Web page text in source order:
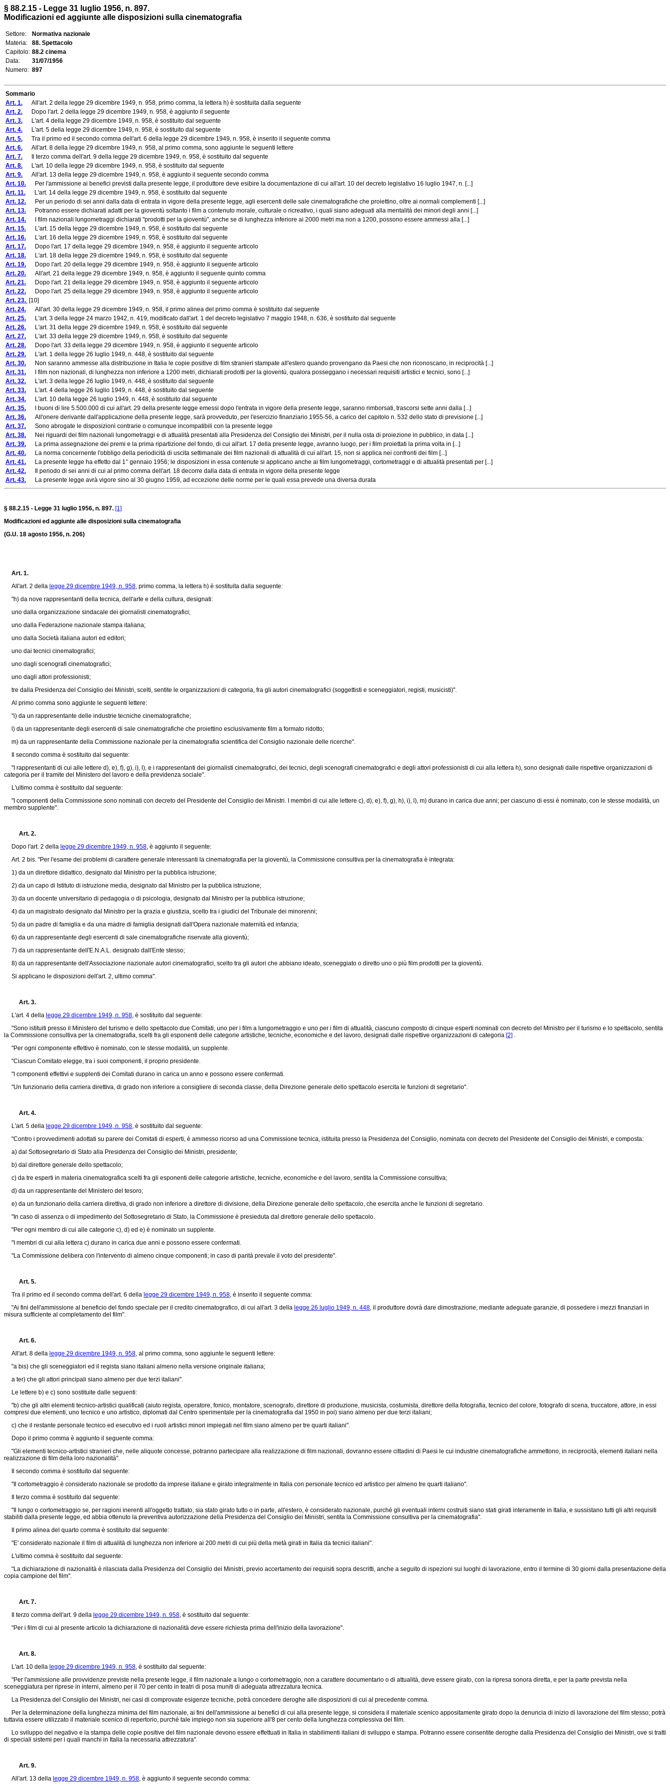
§ 88.2.15 - Legge 31 luglio 1956, n. 897.
Modificazioni ed aggiunte alle disposizioni sulla cinematografia
Settore:
Normativa nazionale
Materia:
88. Spettacolo
Capitolo: 88.2 cinema
Data:
31/07/1956
Numero: 897
Sommario
Art. 1. All'art. 2 della legge 29 dicembre 1949, n. 958, primo comma, la lettera h) è sostituita dalla seguente
Art. 2. Dopo l'art. 2 della legge 29 dicembre 1949, n. 958, è aggiunto il seguente
Art. 3. L'art. 4 della legge 29 dicembre 1949, n. 958, è sostituito dal seguente
Art. 4. L'art. 5 della legge 29 dicembre 1949, n. 958, è sostituito dal seguente
Art. 5. Tra il primo ed il secondo comma dell'art. 6 della legge 29 dicembre 1949, n. 958, è inserito il seguente comma
Art. 6. All'art. 8 della legge 29 dicembre 1949, n. 958, al primo comma, sono aggiunte le seguenti lettere
Art. 7. Il terzo comma dell'art. 9 della legge 29 dicembre 1949, n. 958, è sostituito dal seguente
Art. 8. L'art. 10 della legge 29 dicembre 1949, n. 958, è sostituito dal seguente
Art. 9. All'art. 13 della legge 29 dicembre 1949, n. 958, è aggiunto il seguente secondo comma
Art. 10. Per l'ammissione ai benefici previsti dalla presente legge, il produttore deve esibire la documentazione di cui all'art. 10 del decreto legislativo 16 luglio 1947, n. [...]
Art. 11. L'art. 14 della legge 29 dicembre 1949, n. 958, è sostituito dal seguente
Art. 12. Per un periodo di sei anni dalla data di entrata in vigore della presente legge, agli esercenti delle sale cinematografiche che proiettino, oltre ai normali complementi [...]
Art. 13. Potranno essere dichiarati adatti per la gioventù soltanto i film a contenuto morale, culturale o ricreativo, i quali siano adeguati alla mentalità dei minori degli anni [...]
Art. 14. I film nazionali lungometraggi dichiarati "prodotti per la gioventù", anche se di lunghezza inferiore ai 2000 metri ma non a 1200, possono essere ammessi alla [...]
Art. 15. L'art. 15 della legge 29 dicembre 1949, n. 958, è sostituito dal seguente
Art. 16. L'art. 16 della legge 29 dicembre 1949, n. 958, è sostituito dal seguente
Art. 17. Dopo l'art. 17 della legge 29 dicembre 1949, n. 958, è aggiunto il seguente articolo
Art. 18. L'art. 18 della legge 29 dicembre 1949, n. 958, è sostituito dal seguente
Art. 19. Dopo l'art. 20 della legge 29 dicembre 1949, n. 958, è aggiunto il seguente articolo
Art. 20. All'art. 21 della legge 29 dicembre 1949, n. 958, è aggiunto il seguente quinto comma
Art. 21. Dopo l'art. 21 della legge 29 dicembre 1949, n. 958, è aggiunto il seguente articolo
Art. 22. Dopo l'art. 25 della legge 29 dicembre 1949, n. 958, è aggiunto il seguente articolo
Art. 23. [10]
Art. 24. All'art. 30 della legge 29 dicembre 1949, n. 958, il primo alinea del primo comma è sostituito dal seguente
Art. 25. L'art. 3 della legge 24 marzo 1942, n. 419, modificato dall'art. 1 del decreto legislativo 7 maggio 1948, n. 636, è sostituito dal seguente
Art. 26. L'art. 31 della legge 29 dicembre 1949, n. 958, è sostituito dal seguente
Art. 27. L'art. 33 della legge 29 dicembre 1949, n. 958, è sostituito dal seguente
Art. 28. Dopo l'art. 33 della legge 29 dicembre 1949, n. 958, è aggiunto il seguente articolo
Art. 29. L'art. 1 della legge 26 luglio 1949, n. 448, è sostituito dal seguente
Art. 30. Non saranno ammesse alla distribuzione in Italia le copie positive di film stranieri stampate all'estero quando provengano da Paesi che non riconoscano, in reciprocità [...]
Art. 31. I film non nazionali, di lunghezza non inferiore a 1200 metri, dichiarati prodotti per la gioventù, qualora posseggano i necessari requisiti artistici e tecnici, sono [...]
Art. 32. L'art. 3 della legge 26 luglio 1949, n. 448, è sostituito dal seguente
Art. 33. L'art. 4 della legge 26 luglio 1949, n. 448, è sostituito dal seguente
Art. 34. L'art. 10 della legge 26 luglio 1949, n. 448, è sostituito dal seguente
Art. 35. I buoni di lire 5.500.000 di cui all'art. 29 della presente legge emessi dopo l'entrata in vigore della presente legge, saranno rimborsati, trascorsi sette anni dalla [...]
Art. 36. All'onere derivante dall'applicazione della presente legge, sarà provveduto, per l'esercizio finanziario 1955-56, a carico del capitolo n. 532 dello stato di previsione [...]
Art. 37. Sono abrogate le disposizioni contrarie o comunque incompatibili con la presente legge
Art. 38. Nei riguardi dei film nazionali lungometraggi e di attualità presentati alla Presidenza del Consiglio dei Ministri, per il nulla osta di proiezione in pubblico, in data [...]
Art. 39. La prima assegnazione dei premi e la prima ripartizione del fondo, di cui all'art. 17 della presente legge, avranno luogo, per i film proiettati la prima volta in [...]
Art. 40. La norma concernente l'obbligo della periodicità di uscita settimanale dei film nazionali di attualità di cui all'art. 15, non si applica nei confronti dei film [...]
Art. 41. La presente legge ha effetto dal 1° gennaio 1956; le disposizioni in essa contenute si applicano anche ai film lungometraggi, cortometraggi e di attualità presentati per [...]
Art. 42. Il periodo di sei anni di cui al primo comma dell'art. 18 decorre dalla data di entrata in vigore della presente legge
Art. 43. La presente legge avrà vigore sino al 30 giugno 1959, ad eccezione delle norme per le quali essa prevede una diversa durata
§ 88.2.15 - Legge 31 luglio 1956, n. 897. [1]
Modificazioni ed aggiunte alle disposizioni sulla cinematografia
(G.U. 18 agosto 1956, n. 206)
Art. 1.
All'art. 2 della legge 29 dicembre 1949, n. 958, primo comma, la lettera h) è sostituita dalla seguente:
"h) da nove rappresentanti della tecnica, dell'arte e della cultura, designati:
uno dalla organizzazione sindacale dei giornalisti cinematografici;
uno dalla Federazione nazionale stampa italiana;
uno dalla Società italiana autori ed editori;
uno dai tecnici cinematografici;
uno dagli scenografi cinematografici;
uno dagli attori professionisti;
tre dalla Presidenza del Consiglio dei Ministri, scelti, sentite le organizzazioni di categoria, fra gli autori cinematografici (soggettisti e sceneggiatori, registi, musicisti)".
Al primo comma sono aggiunte le seguenti lettere:
"i) da un rappresentante delle industrie tecniche cinematografiche;
l) da un rappresentante degli esercenti di sale cinematografiche che proiettino esclusivamente film a formato ridotto;
m) da un rappresentante della Commissione nazionale per la cinematografia scientifica del Consiglio nazionale delle ricerche".
Il secondo comma è sostituito dal seguente:
"I rappresentanti di cui alle lettere d), e), f), g), i), l), e i rappresentanti dei giornalisti cinematografici, dei tecnici, degli scenografi cinematografici e degli attori professionisti di cui alla lettera h), sono designati dalle rispettive organizzazioni di
categoria per il tramite del Ministero del lavoro e della previdenza sociale".
L'ultimo comma è sostituito dal seguente:
"I componenti della Commissione sono nominati con decreto del Presidente del Consiglio dei Ministri. I membri di cui alle lettere c), d), e), f), g), h), i), l), m) durano in carica due anni; per ciascuno di essi è nominato, con le stesse modalità, un
membro supplente".
Art. 2.
Dopo l'art. 2 della legge 29 dicembre 1949, n. 958, è aggiunto il seguente:
Art. 2 bis. "Per l'esame dei problemi di carattere generale interessanti la cinematografia per la gioventù, la Commissione consultiva per la cinematografia è integrata:
1) da un direttore didattico, designato dal Ministro per la pubblica istruzione;
2) da un capo di Istituto di istruzione media, designato dal Ministro per la pubblica istruzione;
3) da un docente universitario di pedagogia o di psicologia, designato dal Ministro per la pubblica istruzione;
4) da un magistrato designato dal Ministro per la grazia e giustizia, scelto tra i giudici del Tribunale dei minorenni;
5) da un padre di famiglia e da una madre di famiglia designati dall'Opera nazionale maternità ed infanzia;
6) da un rappresentante degli esercenti di sale cinematografiche riservate alla gioventù;
7) da un rappresentante dell'E.N.A.L. designato dall'Ente stesso;
8) da un rappresentante dell'Associazione nazionale autori cinematografici, scelto tra gli autori che abbiano ideato, sceneggiato o diretto uno o più film prodotti per la gioventù.
Si applicano le disposizioni dell'art. 2, ultimo comma".
Art. 3.
L'art. 4 della legge 29 dicembre 1949, n. 958, è sostituito dal seguente:
"Sono istituiti presso il Ministero del turismo e dello spettacolo due Comitati, uno per i film a lungometraggio e uno per i film di attualità, ciascuno composto di cinque esperti nominati con decreto del Ministro per il turismo e lo spettacolo, sentita
la Commissione consultiva per la cinematografia, scelti fra gli esponenti delle categorie artistiche, tecniche, economiche e del lavoro, designati dalle rispettive organizzazioni di categoria [2] .
"Per ogni componente effettivo è nominato, con le stesse modalità, un supplente.
"Ciascun Comitato elegge, tra i suoi componenti, il proprio presidente.
"I componenti effettivi e supplenti dei Comitati durano in carica un anno e possono essere confermati.
"Un funzionario della carriera direttiva, di grado non inferiore a consigliere di seconda classe, della Direzione generale dello spettacolo esercita le funzioni di segretario".
Art. 4.
L'art. 5 della legge 29 dicembre 1949, n. 958, è sostituito dal seguente:
"Contro i provvedimenti adottati su parere dei Comitati di esperti, è ammesso ricorso ad una Commissione tecnica, istituita presso la Presidenza del Consiglio, nominata con decreto del Presidente del Consiglio dei Ministri, e composta:
a) dal Sottosegretario di Stato alla Presidenza del Consiglio dei Ministri, presidente;
b) dal direttore generale dello spettacolo;
c) da tre esperti in materia cinematografica scelti fra gli esponenti delle categorie artistiche, tecniche, economiche e del lavoro, sentita la Commissione consultiva;
d) da un rappresentante del Ministero del tesoro;
e) da un funzionario della carriera direttiva, di grado non inferiore a direttore di divisione, della Direzione generale dello spettacolo, che esercita anche le funzioni di segretario.
"In caso di assenza o di impedimento del Sottosegretario di Stato, la Commissione è presieduta dal direttore generale dello spettacolo.
"Per ogni membro di cui alle categorie c), d) ed e) è nominato un supplente.
"I membri di cui alla lettera c) durano in carica due anni e possono essere confermati.
"La Commissione delibera con l'intervento di almeno cinque componenti; in caso di parità prevale il voto del presidente".
Art. 5.
Tra il primo ed il secondo comma dell'art. 6 della legge 29 dicembre 1949, n. 958, è inserito il seguente comma:
"Ai fini dell'ammissione al beneficio del fondo speciale per il credito cinematografico, di cui all'art. 3 della legge 26 luglio 1949, n. 448, il produttore dovrà dare dimostrazione, mediante adeguate garanzie, di possedere i mezzi finanziari in
misura sufficiente al completamento del film".
Art. 6.
All'art. 8 della legge 29 dicembre 1949, n. 958, al primo comma, sono aggiunte le seguenti lettere:
"a bis) che gli sceneggiatori ed il regista siano italiani almeno nella versione originale italiana;
a ter) che gli attori principali siano almeno per due terzi italiani".
Le lettere b) e c) sono sostituite dalle seguenti:
"b) che gli altri elementi tecnico-artistici qualificati (aiuto regista, operatore, fonico, montatore, scenografo, direttore di produzione, musicista, costumista, direttore della fotografia, tecnico del colore, fotografo di scena, truccatore, attore, in essi
compresi due elementi, uno tecnico e uno artistico, diplomati dal Centro sperimentale per la cinematografia dal 1950 in poi) siano almeno per due terzi italiani;
c) che il restante personale tecnico ed esecutivo ed i ruoli artistici minori impiegati nel film siano almeno per tre quarti italiani".
Dopo il primo comma è aggiunto il seguente comma:
"Gli elementi tecnico-artistici stranieri che, nelle aliquote concesse, potranno partecipare alla realizzazione di film nazionali, dovranno essere cittadini di Paesi le cui industrie cinematografiche ammettono, in reciprocità, elementi italiani nella
realizzazione di film della loro nazionalità".
Il secondo comma è sostituito dal seguente:
"Il cortometraggio è considerato nazionale se prodotto da imprese italiane e girato integralmente in Italia con personale tecnico ed artistico per almeno tre quarti italiano".
Il terzo comma è sostituito dal seguente:
"Il lungo o cortometraggio se, per ragioni inerenti all'oggetto trattato, sia stato girato tutto o in parte, all'estero, è considerato nazionale, purché gli eventuali interni costruiti siano stati girati interamente in Italia, e sussistano tutti gli altri requisiti
stabiliti dalla presente legge, ed abbia ottenuto la preventiva autorizzazione della Presidenza del Consiglio dei Ministri, sentita la Commissione consultiva per la cinematografia".
Il primo alinea del quarto comma è sostituito dal seguente:
"E' considerato nazionale il film di attualità di lunghezza non inferiore ai 200 metri di cui più della metà girati in Italia da tecnici italiani".
L'ultimo comma è sostituito dal seguente:
"La dichiarazione di nazionalità è rilasciata dalla Presidenza del Consiglio dei Ministri, previo accertamento dei requisiti sopra descritti, anche a seguito di ispezioni sui luoghi di lavorazione, entro il termine di 30 giorni dalla presentazione della
copia campione del film".
Art. 7.
Il terzo comma dell'art. 9 della legge 29 dicembre 1949, n. 958, è sostituito dal seguente:
"Per i film di cui al presente articolo la dichiarazione di nazionalità deve essere richiesta prima dell'inizio della lavorazione".
Art. 8.
L'art. 10 della legge 29 dicembre 1949, n. 958, è sostituito dal seguente:
"Per l'ammissione alle provvidenze previste nella presente legge, il film nazionale a lungo o cortometraggio, non a carattere documentario o di attualità, deve essere girato, con la ripresa sonora diretta, e per la parte prevista nella
sceneggiatura per riprese in interni, almeno per il 70 per cento in teatri di posa muniti di adeguata attrezzatura tecnica.
La Presidenza del Consiglio dei Ministri, nei casi di comprovate esigenze tecniche, potrà concedere deroghe alle disposizioni di cui al precedente comma.
Per la determinazione della lunghezza minima del film nazionale, ai fini dell'ammissione ai benefici di cui alla presente legge, si considera il materiale scenico appositamente girato dopo la denuncia di inizio di lavorazione del film stesso; potrà
tuttavia essere utilizzato il materiale scenico di repertorio, purché tale impiego non sia superiore all'8 per cento della lunghezza complessiva del film.
Lo sviluppo del negativo e la stampa delle copie positive del film nazionale devono essere effettuati in Italia in stabilimenti italiani di sviluppo e stampa. Potranno essere consentite deroghe dalla Presidenza del Consiglio dei Ministri, ove si tratti
di speciali sistemi per i quali manchi in Italia la necessaria attrezzatura".
Art. 9.
All'art. 13 della legge 29 dicembre 1949, n. 958, è aggiunto il seguente secondo comma: